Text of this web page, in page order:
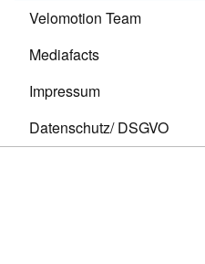
Velomotion Team
Mediafacts
Impressum
Datenschutz/ DSGVO